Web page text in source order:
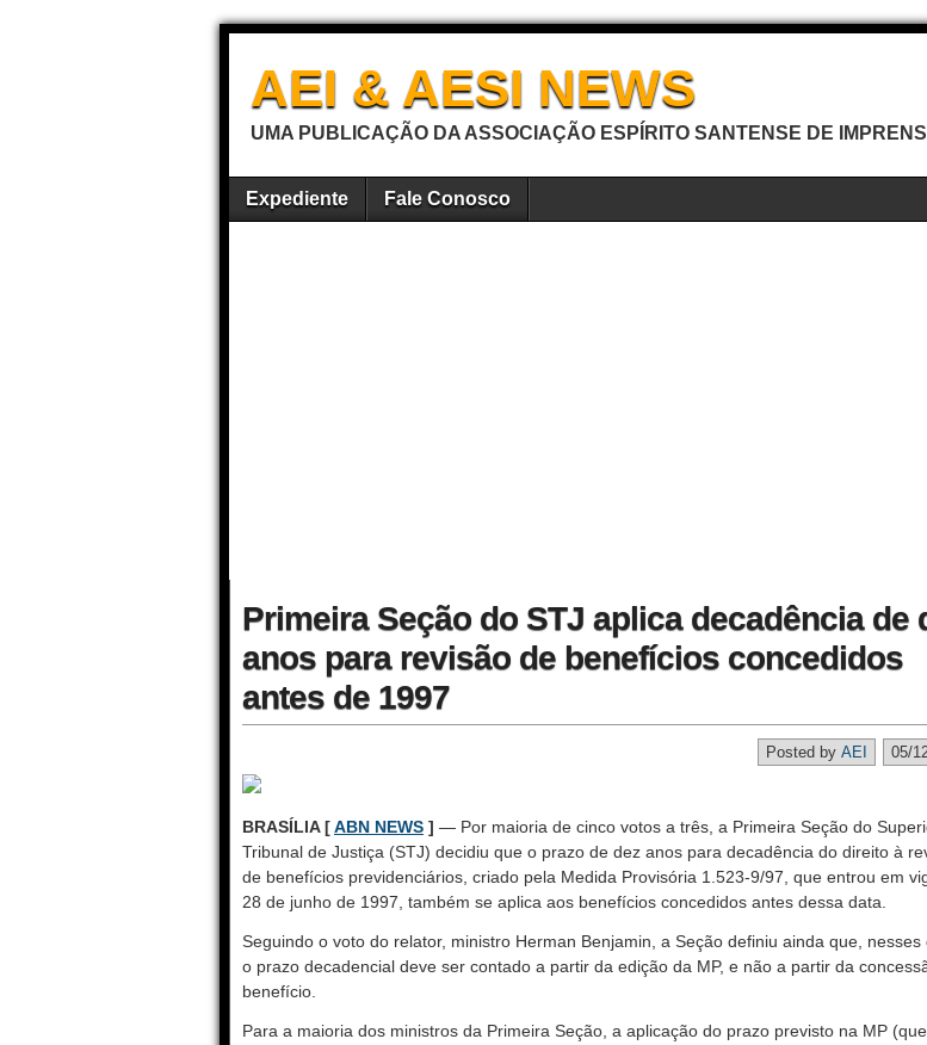
AEI & AESI NEWS
UMA PUBLICAÇÃO DA ASSOCIAÇÃO ESPÍRITO SANTENSE DE
Expediente Fale Conosco
Primeira Seção do STJ aplica decadência de
anos para revisão de benefícios concedidos
antes de 1997
05/
Posted by AEI
BRASÍLIA [ABN NEWS ] — Por maioria de cinco votos a três, a Primeira Seção do
Tribunal de Justiça (STJ) decidiu que o prazo de dez anos para decadência do direito à
de benefícios previdenciários, criado pela Medida Provisória 1.523-9/97, que entrou em
28 de junho de 1997, também se aplica aos benefícios concedidos antes dessa data.
Seguindo o voto do relator, ministro Herman Benjamin, a Seção definiu ainda que, nesses
o prazo decadencial deve ser contado a partir da edição da MP, e não a partir da
benefício.
Para a maioria dos ministros da Primeira Seção, a aplicação do prazo previsto na MP (que